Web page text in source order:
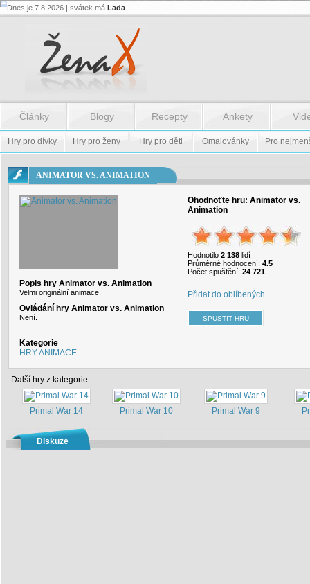
Flash.nazev
Flash.nazev
Dnes je 7.8.2026 | svátek má Lada
Články Blogy Recepty Ankety
Hry pro dívky Hry pro ženy Hry pro děti Omalovánky Pro
ANIMATOR VS. ANIMATION
Popis hry Animator vs. Animation
Velmi originální animace.
Ovládání hry Animator vs. Animation
Není.
Kategorie
HRY ANIMACE
Ohodnoťte hru: Animator vs.
Animation
Hodnotilo 2 138 lidí
Průměrné hodnocení: 4.5
Počet spuštění: 24 721
Přidat do oblíbených
Další hry z kategorie:
Primal War 14 Primal War 10 Primal War 9
Diskuze